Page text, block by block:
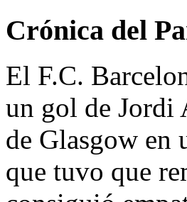
Crónica del
El F.C.
un gol de Jordi
de Glasgow en
que tuvo que